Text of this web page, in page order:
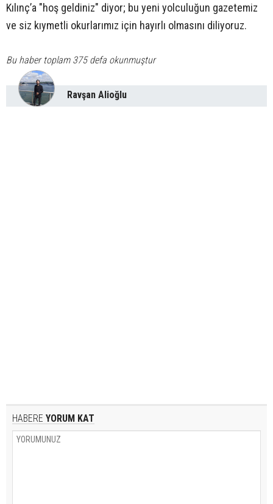
Kılınç’a "hoş geldiniz" diyor; bu yeni yolculuğun gazetemiz
ve siz kıymetli okurlarımız için hayırlı olmasını diliyoruz.
Bu haber toplam 375 defa okunmuştur
Ravşan Alioğlu
HABERE YORUM KAT